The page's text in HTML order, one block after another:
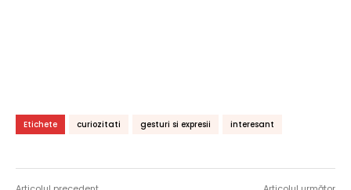
Etichete curiozitati gesturi si expresii interesant